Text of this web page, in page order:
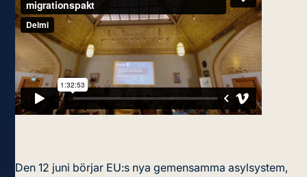
Den 12 juni börjar EU:s nya gemensamma asylsystem,